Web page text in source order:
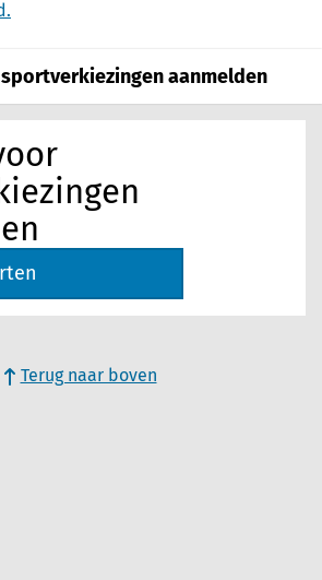
aanmelden
Terug naar boven